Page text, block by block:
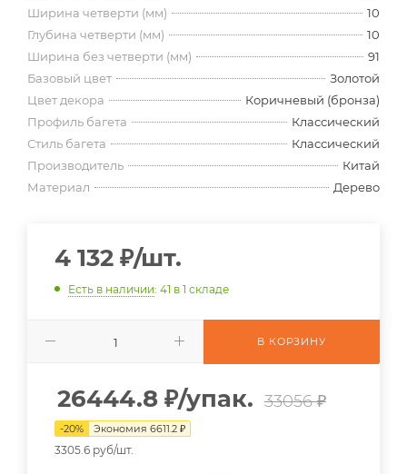
Ширина четверти (мм)
10
Глубина четверти (мм)
10
Ширина без четверти (мм)
91
Базовый цвет
Золотой
Цвет декора
Коричневый (бронза)
Профиль багета
Классический
Стиль багета
Классический
Производитель
Китай
Материал
Дерево
4 132 ₽/шт.
Есть в наличии: 41 в 1 складе
В КОРЗИНУ
26444.8 ₽/упак. 33056 ₽
-20% Экономия 6611.2 ₽
3305.6 руб/шт.